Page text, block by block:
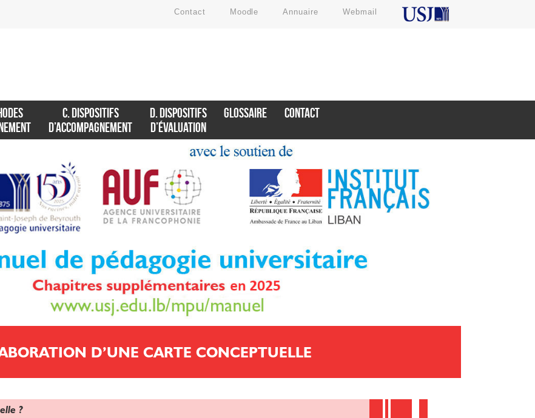
Contact Moodle Annuaire Webmail
C. DISPOSITIFS
D’ACCOMPAGNEMENT
D. DISPOSITIFS
D’ÉVALUATION
GLOSSAIRE CONTACT
D’UNE CARTE CONCEPTUELLE
?